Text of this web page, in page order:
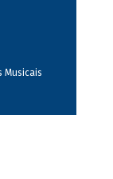
Musicais